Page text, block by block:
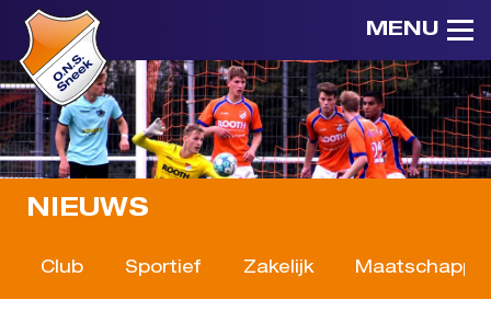
MENU
NIEUWS
Club Sportief Zakelijk